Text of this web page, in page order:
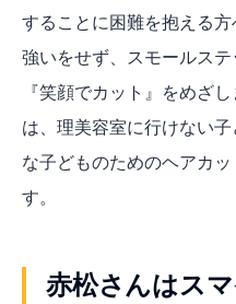
することに困難を抱える
強いをせず、スモールス
『笑顔でカット』をめざ
は、理美容室に行けない
な子どものためのヘアカッ
す。
赤松さんはス